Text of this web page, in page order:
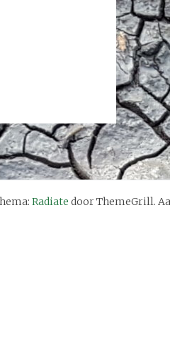
Radiate door ThemeGrill.